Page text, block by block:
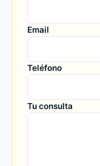
Email
Teléfono
Tu consulta